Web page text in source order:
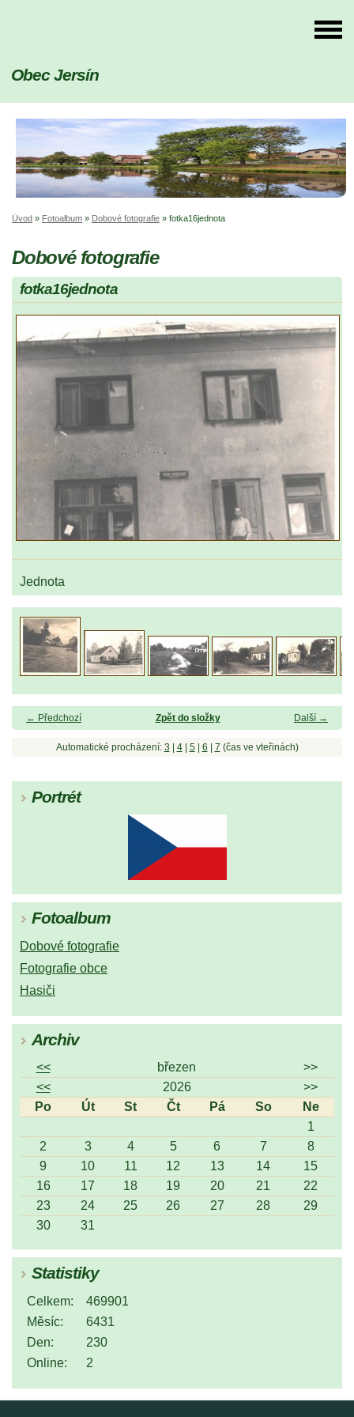
Obec Jersín
Úvod » Fotoalbum » Dobové fotografie » fotka16jednota
Dobové fotografie
fotka16jednota
Jednota
← Předchozí Další →
Zpět do složky
Automatické procházení: 3 4| 5| 6 7 (čas ve vteřinách)
Portrét
Fotoalbum
Dobové fotografie
Fotografie obce
Hasiči
Archiv
<< březen
>>
<<
2026
>>
Po
Út St Čt Pá So
Ne
1
2
3 4 5 6 7
8
9
10 11 12 13 14
15
16
17 18 19 20 21
22
23
24 25 26 27 28
29
30
31
Statistiky
Online: 2
Celkem:
469901
Měsíc:
6431
Den:
230